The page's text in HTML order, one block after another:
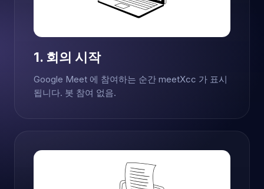
1. 회의 시작
Google Meet 에 참여하는 순간 meetXcc 가 표시
됩니다. 봇 참여 없음.